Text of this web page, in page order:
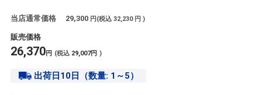
当店通常価格 29,300 円(税込 32,230 円 )
販売価格
26,370円 (税込 29,007円 )
出荷日10日（数量: 1～5）